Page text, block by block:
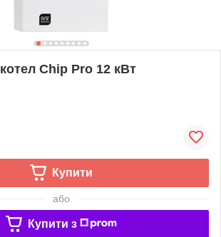
Chip Pro 12 кВт
Купити
або
Купити з